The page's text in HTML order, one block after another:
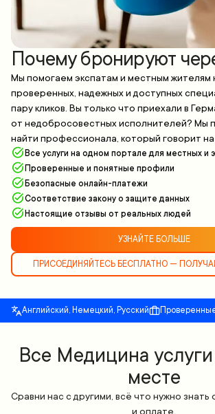
Почему бронируют
Мы помогаем экспатам и местным жителям
проверенных, надежных и доступных
пару кликов. Вы только что приехали в
от недобросовестных исполнителей? Мы
найти профессионала, который говорит на
Все услуги на одном портале для местных и
Проверенные и понятные профили
Безопасные онлайн-платежи
Соответствие закону о защите данных
Настоящие отзывы от реальных людей
УЗНАЙТЕ БОЛЬШЕ
ПРИСОЕДИНЯЙТЕСЬ БЕСПЛАТНО —
Английский, Немецкий, Русский
Все Медицина
месте
Сравни нас с другими, всё что нужно
и оплате.